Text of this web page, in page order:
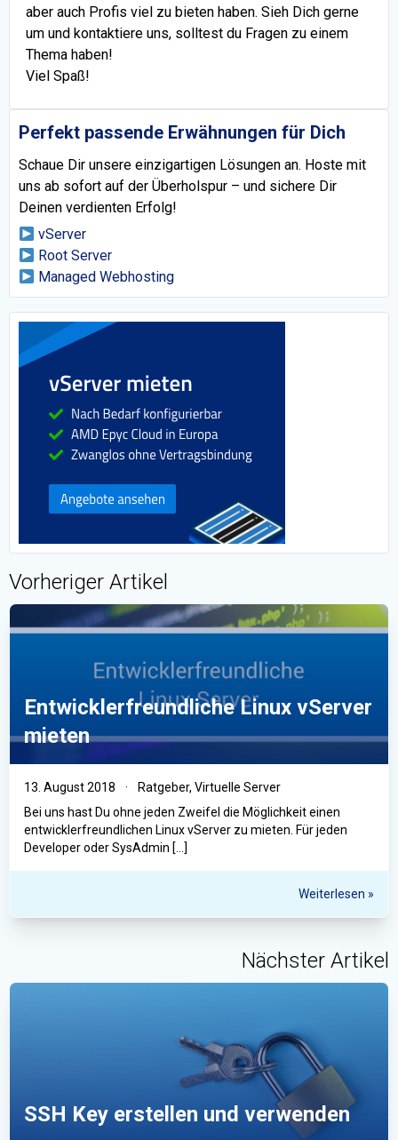
aber auch Profis viel zu bieten haben. Sieh Dich gerne
um und kontaktiere uns, solltest du Fragen zu einem
Thema haben!
Viel Spaß!
Perfekt passende Erwähnungen für Dich
Schaue Dir unsere einzigartigen Lösungen an. Hoste mit
uns ab sofort auf der Überholspur – und sichere Dir
Deinen verdienten Erfolg!
vServer
Root Server
Managed Webhosting
Vorheriger Artikel
Entwicklerfreundliche Linux vServer
mieten
13. August 2018 · Ratgeber, Virtuelle Server
Bei uns hast Du ohne jeden Zweifel die Möglichkeit einen
entwicklerfreundlichen Linux vServer zu mieten. Für jeden
Developer oder SysAdmin […]
Weiterlesen »
Nächster Artikel
SSH Key erstellen und verwenden